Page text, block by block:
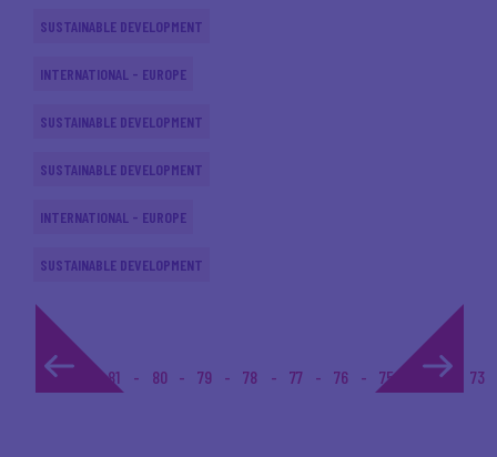
SUSTAINABLE DEVELOPMENT
INTERNATIONAL - EUROPE
SUSTAINABLE DEVELOPMENT
SUSTAINABLE DEVELOPMENT
INTERNATIONAL - EUROPE
SUSTAINABLE DEVELOPMENT
1... 81 80 79 78 77 76 75 74 73